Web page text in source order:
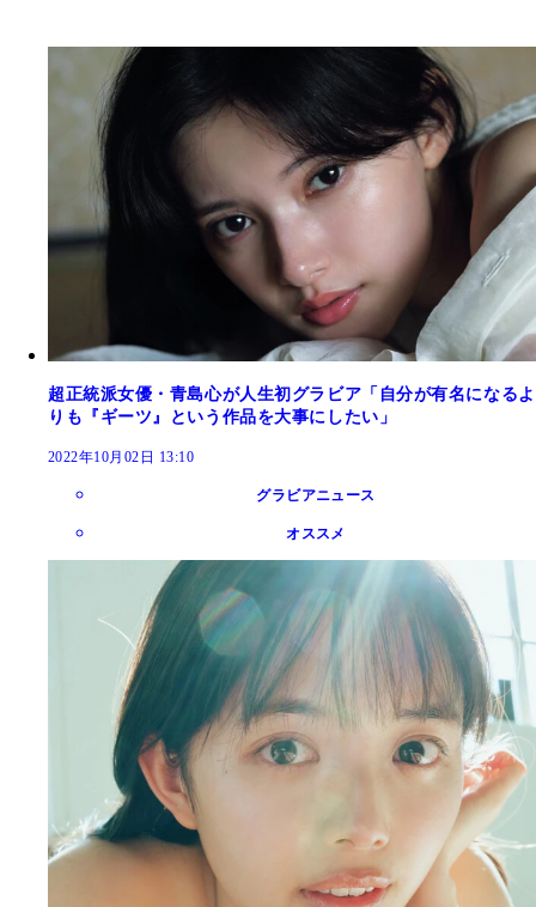
超正統派女優・青島心が人生初グラビア「自分が有名になるよ
りも『ギーツ』という作品を大事にしたい」
2022年10月02日 13:10
グラビアニュース
オススメ